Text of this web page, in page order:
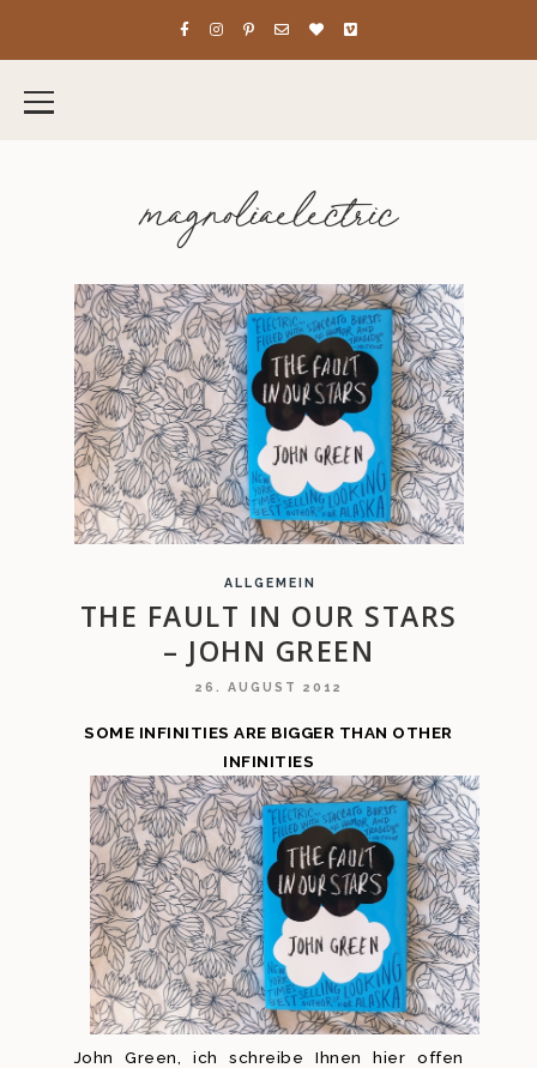
magnoliaelectric
ALLGEMEIN
THE FAULT IN OUR STARS
– JOHN GREEN
26. AUGUST 2012
SOME INFINITIES ARE BIGGER THAN OTHER
INFINITIES
John Green, ich schreibe Ihnen hier offen